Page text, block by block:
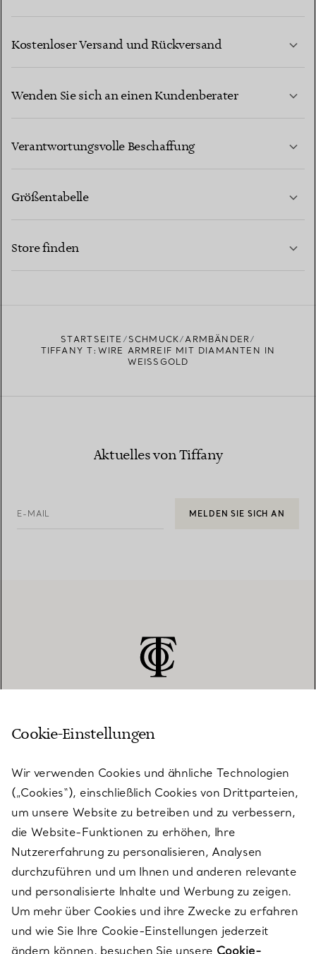
Kostenloser Versand und Rückversand
Wenden Sie sich an einen Kundenberater
Verantwortungsvolle Beschaffung
Größentabelle
Store finden
STARTSEITE SCHMUCK
ARMBÄNDER
TIFFANY T:WIRE ARMREIF MIT DIAMANTEN IN
WEISSGOLD
Aktuelles von Tiffany
E-MAIL MELDEN SIE SICH AN
KUNDENSERVICE
SERVICES
ÜBER TIFFANY & CO.
RECHTLICHE HINWEISE
Cookie-Einstellungen
Wir verwenden Cookies und ähnliche Technologien
(„Cookies“), einschließlich Cookies von Drittparteien,
um unsere Website zu betreiben und zu verbessern,
die Website-Funktionen zu erhöhen, Ihre
Nutzererfahrung zu personalisieren, Analysen
durchzuführen und um Ihnen und anderen relevante
und personalisierte Inhalte und Werbung zu zeigen.
Um mehr über Cookies und ihre Zwecke zu erfahren
und wie Sie Ihre Cookie-Einstellungen jederzeit
ändern können, besuchen Sie unsere Cookie-